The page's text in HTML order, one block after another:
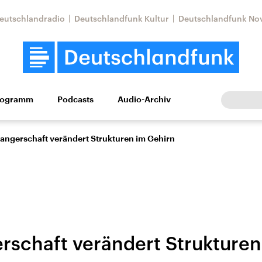
Deutschlandfunk Kultur Deutschlandfunk
Wissen Kultur Europa
Beiträge,
Nahostkonflikt
Iran
Podcasts Audio-Archiv
verändert Strukturen im Gehirn
verändert